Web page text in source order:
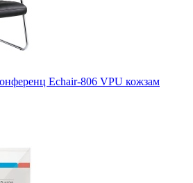
Echair-806 VPU кожзам